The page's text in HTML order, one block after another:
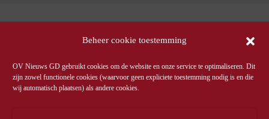
Beheer cookie toestemming
OV Nieuws GD gebruikt cookies om de website en onze service te optimaliseren. Dit
zijn zowel functionele cookies (waarvoor geen expliciete toestemming nodig is en die
wij automatisch plaatsen) als andere cookies.